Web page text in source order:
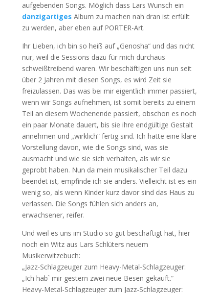
aufgebenden Songs. Möglich dass Lars Wunsch ein
danzigartiges Album zu machen nah dran ist erfüllt
zu werden, aber eben auf PORTER-Art.
Ihr Lieben, ich bin so heiß auf „Genosha“ und das nicht
nur, weil die Sessions dazu für mich durchaus
schweißtreibend waren. Wir beschäftigen uns nun seit
über 2 Jahren mit diesen Songs, es wird Zeit sie
freizulassen. Das was bei mir eigentlich immer passiert,
wenn wir Songs aufnehmen, ist somit bereits zu einem
Teil an diesem Wochenende passiert, obschon es noch
ein paar Monate dauert, bis sie ihre endgültige Gestalt
annehmen und „wirklich“ fertig sind. Ich hatte eine klare
Vorstellung davon, wie die Songs sind, was sie
ausmacht und wie sie sich verhalten, als wir sie
geprobt haben. Nun da mein musikalischer Teil dazu
beendet ist, empfinde ich sie anders. Vielleicht ist es ein
wenig so, als wenn Kinder kurz davor sind das Haus zu
verlassen. Die Songs fühlen sich anders an,
erwachsener, reifer.
Und weil es uns im Studio so gut beschäftigt hat, hier
noch ein Witz aus Lars Schlüters neuem
Musikerwitzebuch:
„Jazz-Schlagzeuger zum Heavy-Metal-Schlagzeuger:
„Ich hab` mir gestern zwei neue Besen gekauft.“
Heavy-Metal-Schlagzeuger zum Jazz-Schlagzeuger: